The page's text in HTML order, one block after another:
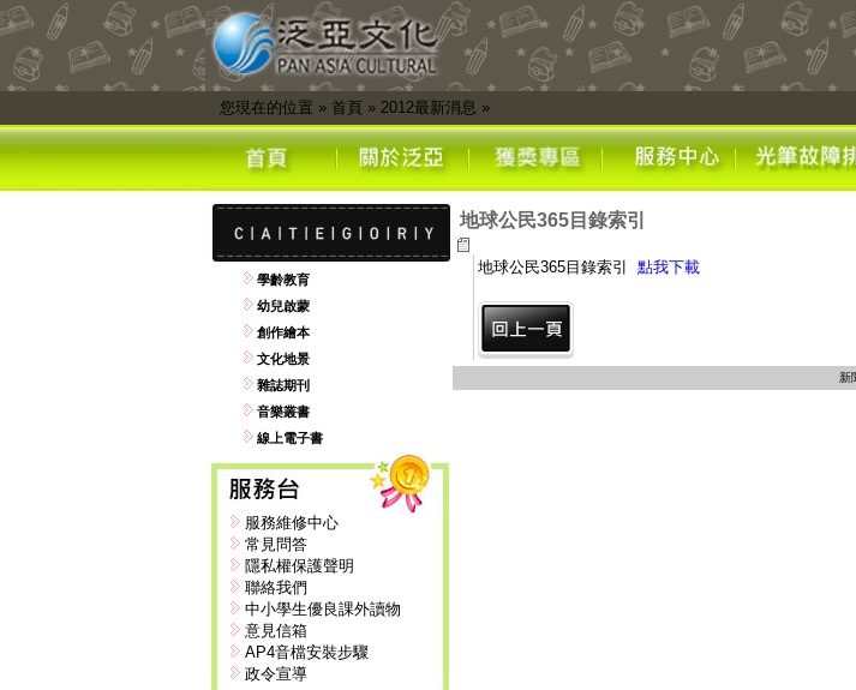
您現在的位置 » 首頁 » 2012最新消息 »
學齡教育
幼兒啟蒙
創作繪本
文化地景
雜誌期刊
音樂叢書
線上電子書
服務維修中心
常見問答
隱私權保護聲明
聯絡我們
中小學生優良課外讀物
意見信箱
AP4音檔安裝步驟
政令宣導
地球公民365目錄索引
地球公民365目錄索引 點我下載
新